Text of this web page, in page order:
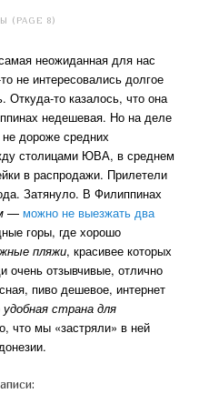
(PAGE 8)
неожиданная для нас
не интересовались долгое
то казалось, что она
недешевая. Но на деле
не дороже средних
столицами ЮВА, в среднем
в распродажи. Прилетели
Затянуло. В Филиппинах
— можно не выезжать два
горы, где хорошо
пляжи, красивее которых
отзывчивые, отлично
пиво дешевое, интернет
удобная страна для
что мы «застряли» в ней